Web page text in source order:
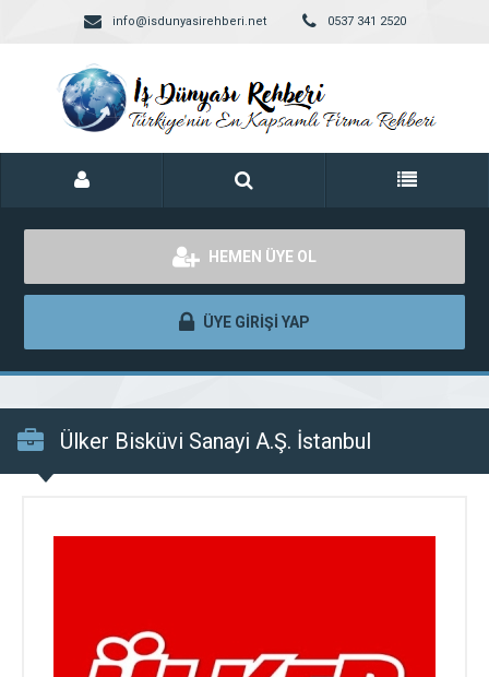
info@isdunyasirehberi.net 0537 341 2520
HEMEN ÜYE OL
ÜYE GİRİŞİ YAP
Ülker Bisküvi Sanayi A.Ş. İstanbul